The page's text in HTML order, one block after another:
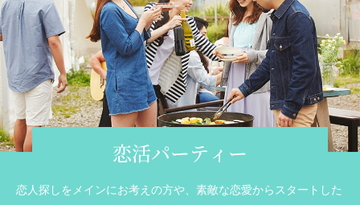
恋活パーティー
恋人探しをメインにお考えの方や、素敵な恋愛からスタートした